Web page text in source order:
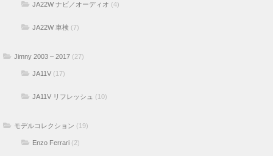
JA22W ナビ／オーディオ (4)
JA22W 車検 (7)
Jimny 2003 – 2017 (27)
JA11V (17)
JA11V リフレッシュ (10)
モデルコレクション (19)
Enzo Ferrari (2)